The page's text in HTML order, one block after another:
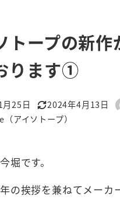
トープの新作
ります①
25日
更新日
2024年4月13日
アイソトープ）
堀です。
の挨拶を兼ねてメーカ